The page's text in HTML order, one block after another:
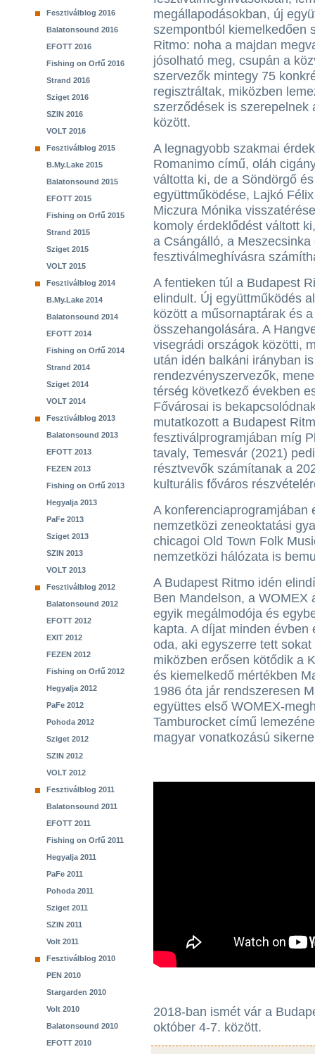
Fesztiválblog 2016
Balatonsound 2016
EFOTT 2016
Fishing on Orfű 2016
Strand 2016
Sziget 2016
SZIN 2016
VOLT 2016
Fesztiválblog 2015
B.My.Lake 2015
Balatonsound 2015
EFOTT 2015
Fishing on Orfű 2015
Strand 2015
Sziget 2015
VOLT 2015
Fesztiválblog 2014
B.My.Lake 2014
Balatonsound 2014
EFOTT 2014
Fishing on Orfű 2014
Strand 2014
Sziget 2014
VOLT 2014
Fesztiválblog 2013
Balatonsound 2013
EFOTT 2013
FEZEN 2013
Fishing on Orfű 2013
Hegyalja 2013
PaFe 2013
Sziget 2013
SZIN 2013
VOLT 2013
Fesztiválblog 2012
Balatonsound 2012
EFOTT 2012
EXIT 2012
FEZEN 2012
Fishing on Orfű 2012
Hegyalja 2012
PaFe 2012
Pohoda 2012
Sziget 2012
SZIN 2012
VOLT 2012
Fesztiválblog 2011
Balatonsound 2011
EFOTT 2011
Fishing on Orfű 2011
Hegyalja 2011
PaFe 2011
Pohoda 2011
Sziget 2011
SZIN 2011
Volt 2011
Fesztiválblog 2010
PEN 2010
Stargarden 2010
Volt 2010
Balatonsound 2010
EFOTT 2010
megállapodásokban, új
szempontból kiemelkedően
Ritmo: noha a majdan
jósolható meg, csupán a
szervezők mintegy 75
regisztráltak, miközben
szerződések is szerepelnek
között.
A legnagyobb szakmai
Romanimo című, oláh
váltotta ki, de a Söndörgő
együttműködése, Lajkó
Miczura Mónika
komoly érdeklődést váltott
a Csángálló, a
fesztiválmeghívásra
A fentieken túl a Budapest
elindult. Új együttműködés
között a műsornaptárak és
összehangolására. A
visegrádi országok közötti,
után idén balkáni irányban
rendezvényszervezők,
térség következő években
Fővárosai is
mutatkozott a Budapest
fesztiválprogramjában míg
tavaly, Temesvár (2021)
résztvevők számítanak a
kulturális főváros
A konferenciaprogramjában
nemzetközi zeneoktatási
chicagoi Old Town Folk
nemzetközi hálózata is
A Budapest Ritmo idén
Ben Mandelson, a WOMEX
egyik megálmodója és
kapta. A díjat minden
oda, aki egyszerre tett
miközben erősen kötődik a
és kiemelkedő mértékben
1986 óta jár rendszeresen
együttes első WOMEX-
Tamburocket című
magyar vonatkozású
2018-ban ismét vár a
október 4-7. között.